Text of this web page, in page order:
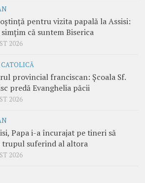
pentru vizita papală la Assisi:
că suntem Biserica
2026
CATOLICĂ
provincial franciscan: Școala Sf.
predă Evanghelia păcii
2026
Papa i-a încurajat pe tineri să
trupul suferind al altora
2026